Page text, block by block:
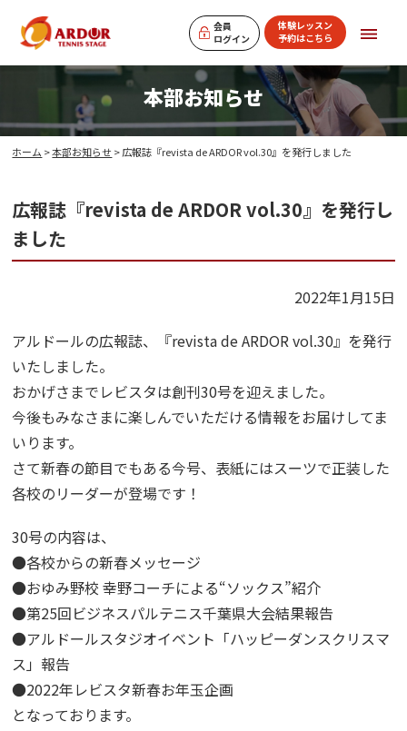
会員
ログイン
体験レッスン
予約はこちら
本部お知らせ
ホーム >本部お知らせ > 広報誌『revista de ARDOR vol.30』を発行しました
広報誌『revista de ARDOR vol.30』を発行し
ました
2022年1月15日
アルドールの広報誌、『revista de ARDOR vol.30』を発行
いたしました。
おかげさまでレビスタは創刊30号を迎えました。
今後もみなさまに楽しんでいただける情報をお届けしてま
いります。
さて新春の節目でもある今号、表紙にはスーツで正装した
各校のリーダーが登場です！
30号の内容は、
●各校からの新春メッセージ
●おゆみ野校 幸野コーチによる“ソックス”紹介
●第25回ビジネスパルテニス千葉県大会結果報告
●アルドールスタジオイベント「ハッピーダンスクリスマ
ス」報告
●2022年レビスタ新春お年玉企画
となっております。